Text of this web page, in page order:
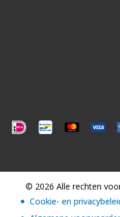
© 2026 Alle rechten
Cookie- en